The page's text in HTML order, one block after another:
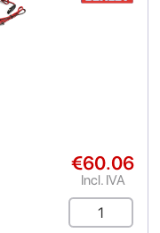
€60.06
Incl. IVA